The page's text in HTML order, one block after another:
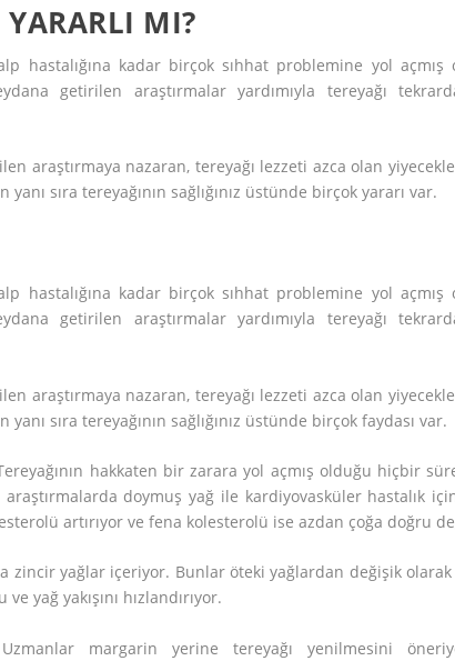
MI?
hastalığına kadar birçok sıhhat problemine yol açmış
getirilen araştırmalar yardımıyla tereyağı
araştırmaya nazaran, tereyağı lezzeti azca olan
sıra tereyağının sağlığınız üstünde birçok yararı var.
hastalığına kadar birçok sıhhat problemine yol açmış
getirilen araştırmalar yardımıyla tereyağı
araştırmaya nazaran, tereyağı lezzeti azca olan
sıra tereyağının sağlığınız üstünde birçok faydası var.
hakkaten bir zarara yol açmış olduğu hiçbir
doymuş yağ ile kardiyovasküler hastalık
artırıyor ve fena kolesterolü ise azdan çoğa doğru
zincir yağlar içeriyor. Bunlar öteki yağlardan değişik
yağ yakışını hızlandırıyor.
margarin yerine tereyağı yenilmesini